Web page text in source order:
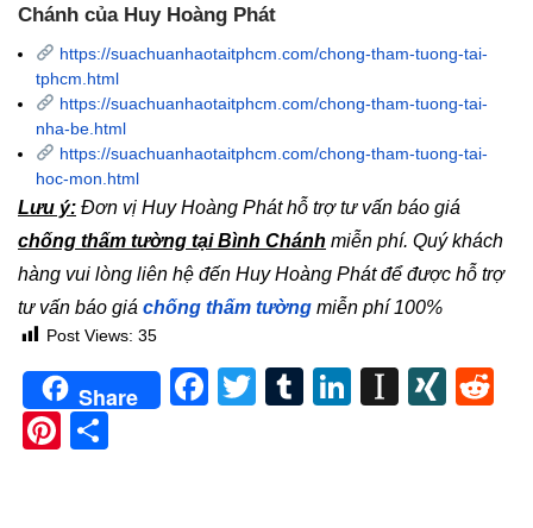
Chánh của Huy Hoàng Phát
https://suachuanhaotaitphcm.com/chong-tham-tuong-tai-
tphcm.html
https://suachuanhaotaitphcm.com/chong-tham-tuong-tai-
nha-be.html
https://suachuanhaotaitphcm.com/chong-tham-tuong-tai-
hoc-mon.html
Lưu ý: Đơn vị Huy Hoàng Phát hỗ trợ tư vấn báo giá
chống thấm tường tại Bình Chánh miễn phí. Quý khách
hàng vui lòng liên hệ đến Huy Hoàng Phát để được hỗ trợ
tư vấn báo giá chống thấm tường miễn phí 100%
Post Views: 35
Share Facebook
TwitterTumblrLinkedIn
Pinterest